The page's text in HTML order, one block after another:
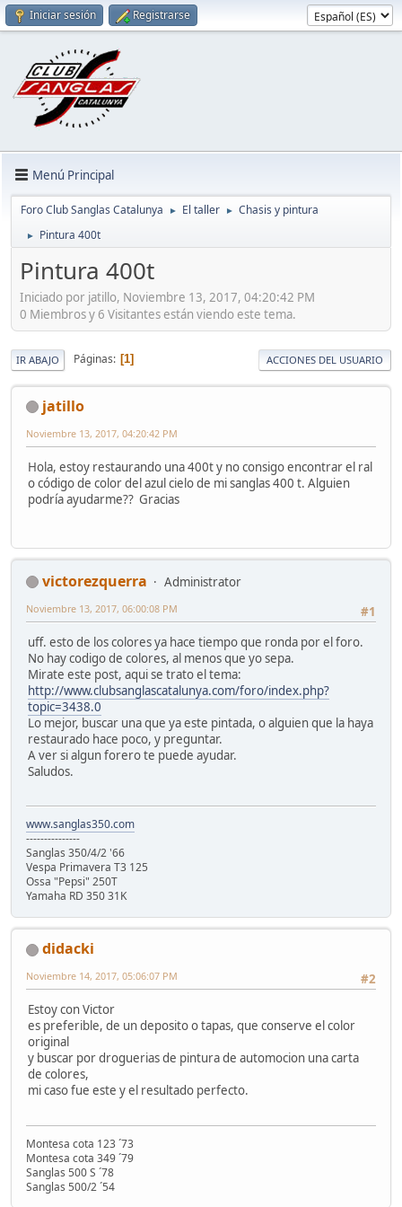
Iniciar sesión Registrarse
Menú Principal
Foro Club Sanglas Catalunya ► El taller ► Chasis y pintura
► Pintura 400t
Pintura 400t
Iniciado por jatillo, Noviembre 13, 2017, 04:20:42 PM
0 Miembros y 6 Visitantes están viendo este tema.
IR ABAJO Páginas 1 ACCIONES DEL USUARIO
jatillo
Noviembre 13, 2017, 04:20:42 PM
Hola, estoy restaurando una 400t y no consigo encontrar el ral
o código de color del azul cielo de mi sanglas 400 t. Alguien
podría ayudarme?? Gracias
victorezquerra
Administrator
#1
Noviembre 13, 2017, 06:00:08 PM
uff. esto de los colores ya hace tiempo que ronda por el foro.
No hay codigo de colores, al menos que yo sepa.
Mirate este post, aqui se trato el tema:
http://www.clubsanglascatalunya.com/foro/index.php?
topic=3438.0
Lo mejor, buscar una que ya este pintada, o alguien que la haya
restaurado hace poco, y preguntar.
A ver si algun forero te puede ayudar.
Saludos.
www.sanglas350.com
---------------
Sanglas 350/4/2 '66
Vespa Primavera T3 125
Ossa "Pepsi" 250T
Yamaha RD 350 31K
didacki
#2
Noviembre 14, 2017, 05:06:07 PM
Estoy con Victor
es preferible, de un deposito o tapas, que conserve el color
original
y buscar por droguerias de pintura de automocion una carta
de colores,
mi caso fue este y el resultado perfecto.
Montesa cota 123 ´73
Montesa cota 349 ´79
Sanglas 500 S ´78
Sanglas 500/2 ´54